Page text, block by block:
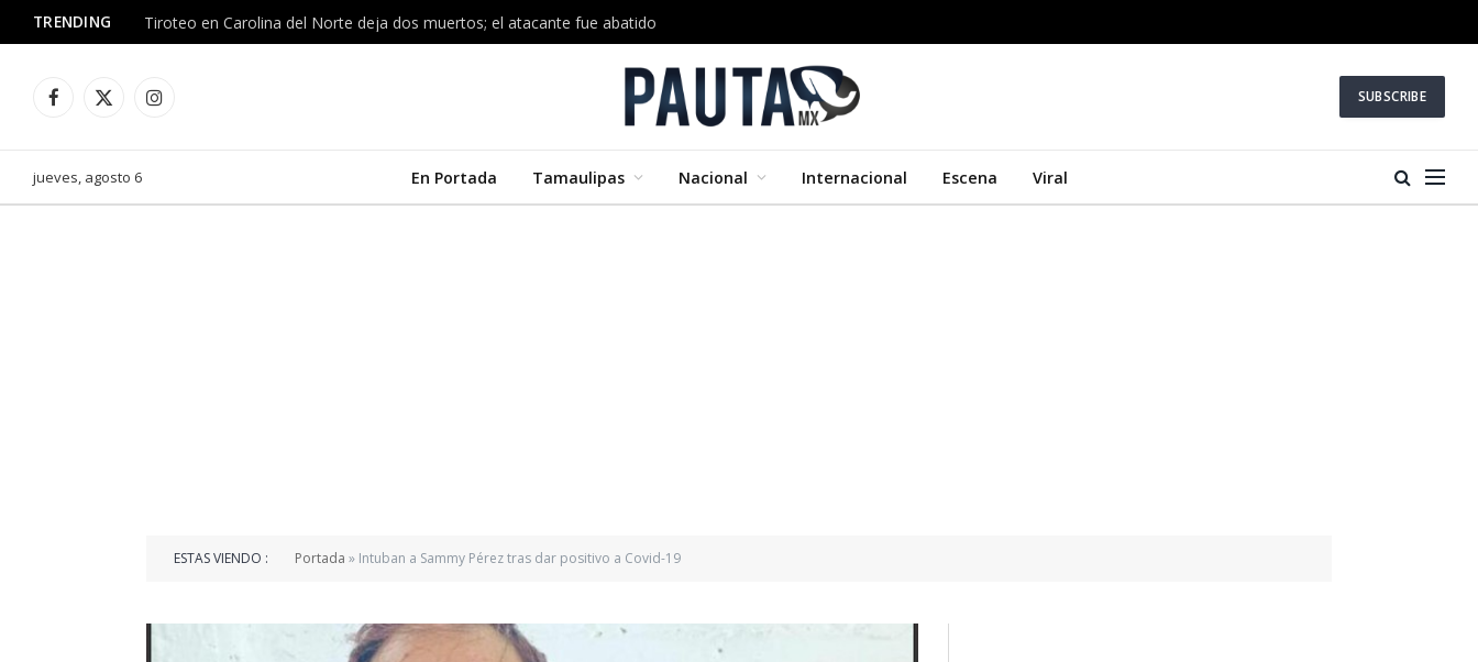
TRENDING Tiroteo en Carolina del Norte deja dos muertos; el atacante fue abatido
Facebook
X
Instagram SUBSCRIBE
jueves, agosto 6 En Portada Tamaulipas Nacional Internacional Escena Viral
ESTAS VIENDO : Portada » Intuban a Sammy Pérez tras dar positivo a Covid-19